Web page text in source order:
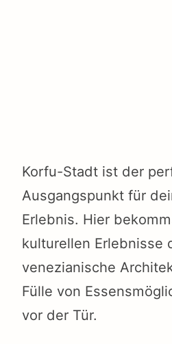
Korfu-Stadt ist der
Ausgangspunkt für
Erlebnis. Hier
kulturellen Erlebnisse
venezianische
Fülle von
vor der Tür.